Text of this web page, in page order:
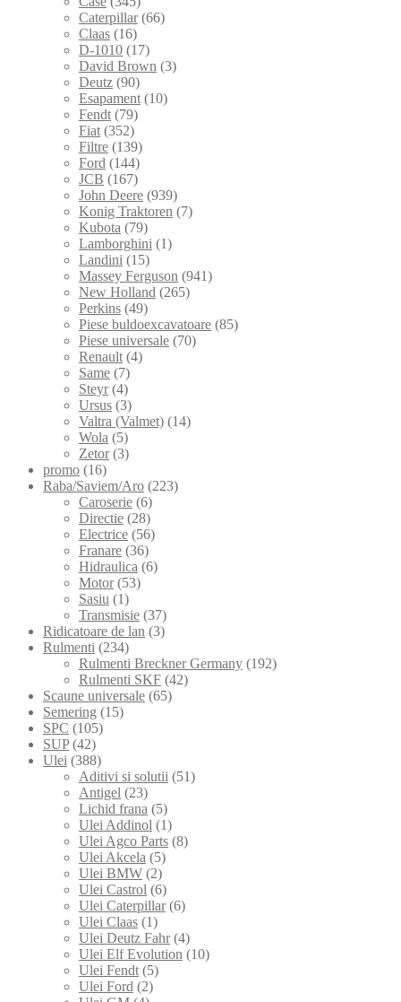
Caterpillar (66)
Claas (16)
D-1010 (17)
David Brown (3)
Deutz (90)
Esapament (10)
Fendt (79)
Fiat (352)
Filtre (139)
Ford (144)
JCB (167)
John Deere (939)
Konig Traktoren (7)
Kubota (79)
Lamborghini (1)
Landini (15)
Massey Ferguson (941)
New Holland (265)
Perkins (49)
Piese buldoexcavatoare (85)
Piese universale (70)
Renault (4)
Same (7)
Steyr (4)
Ursus (3)
Valtra (Valmet) (14)
Wola (5)
Zetor (3)
promo (16)
Raba/Saviem/Aro (223)
Caroserie (6)
Directie (28)
Electrice (56)
Franare (36)
Hidraulica (6)
Motor (53)
Sasiu (1)
Transmisie (37)
Ridicatoare de lan (3)
Rulmenti (234)
Rulmenti Breckner Germany (192)
Rulmenti SKF (42)
Scaune universale (65)
Semering (15)
SPC (105)
SUP (42)
Ulei (388)
Aditivi si solutii (51)
Antigel (23)
Lichid frana (5)
Ulei Addinol (1)
Ulei Agco Parts (8)
Ulei Akcela (5)
Ulei BMW (2)
Ulei Castrol (6)
Ulei Caterpillar (6)
Ulei Claas (1)
Ulei Deutz Fahr (4)
Ulei Elf Evolution (10)
Ulei Fendt (5)
Ulei Ford (2)